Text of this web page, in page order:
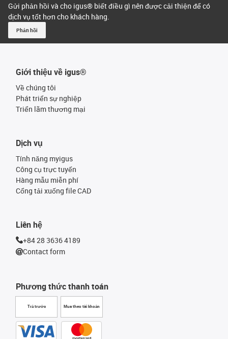
Gửi phản hồi và cho igus® biết điều gì nên được cải thiện để có
dịch vụ tốt hơn cho khách hàng.
Phản hồi
Giới thiệu về igus®
Về chúng tôi
Phát triển sự nghiệp
Triển lãm thương mại
Phương thức thanh toán
Trả trước Mua theo tài khoản
Dịch vụ
Tính năng myigus
Công cụ trực tuyến
Hàng mẫu miễn phí
Cổng tải xuống file CAD
Liên hệ
+84 28 3636 4189
Contact form